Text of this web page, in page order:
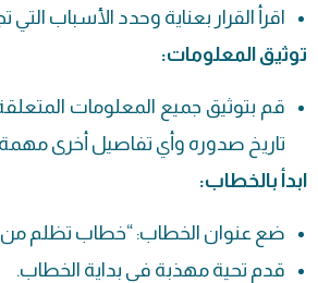
اقرأ القرار بعناية وحدد الأسباب
توثيق المعلومات:
قم بتوثيق جميع المعلومات
تاريخ صدوره وأي تفاصيل أخرى
ابدأ بالخطاب:
ضع عنوان الخطاب: “خطاب تظلم من
قدم تحية مهذبة في بداية الخطاب.